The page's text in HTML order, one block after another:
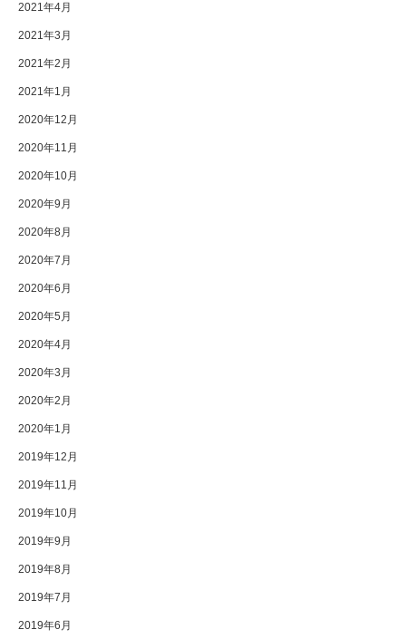
2021年4月
2021年3月
2021年2月
2021年1月
2020年12月
2020年11月
2020年10月
2020年9月
2020年8月
2020年7月
2020年6月
2020年5月
2020年4月
2020年3月
2020年2月
2020年1月
2019年12月
2019年11月
2019年10月
2019年9月
2019年8月
2019年7月
2019年6月